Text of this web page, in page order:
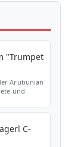
"Trumpet
Arutiunian
und
C-